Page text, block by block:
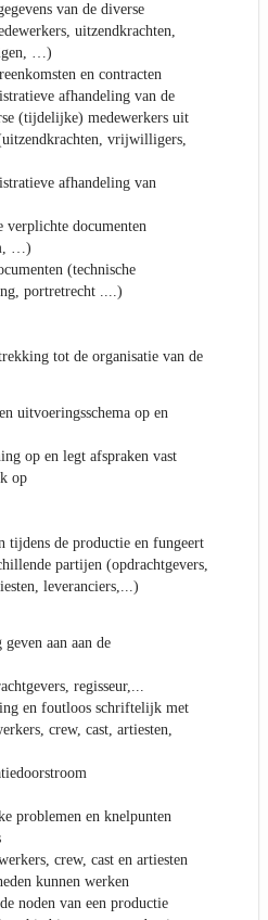
van de diverse
uitzendkrachten,
…)
en contracten
afhandeling van de
(tijdelijke) medewerkers uit
vrijwilligers,
afhandeling van
verplichte documenten
…)
(technische
portretrecht ....)
tot de organisatie van de
uitvoeringsschema op en
op en legt afspraken vast
op
tijdens de productie en fungeert
partijen (opdrachtgevers,
leveranciers,...)
aan aan de
regisseur,...
en foutloos schriftelijk met
crew, cast, artiesten,
problemen en knelpunten
crew, cast en artiesten
kunnen werken
noden van een productie